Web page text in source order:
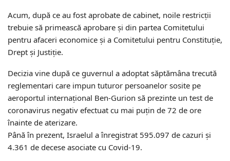
Acum, după ce au fost aprobate de cabinet, noile restricții
trebuie să primească aprobare și din partea Comitetului
pentru afaceri economice și a Comitetului pentru Constituție,
Drept și Justiție.
Decizia vine după ce guvernul a adoptat săptămâna trecută
reglementari care impun tuturor persoanelor sosite pe
aeroportul internațional Ben-Gurion să prezinte un test de
coronavirus negativ efectuat cu mai puțin de 72 de ore
înainte de aterizare.
Până în prezent, Israelul a înregistrat 595.097 de cazuri și
4.361 de decese asociate cu Covid-19.